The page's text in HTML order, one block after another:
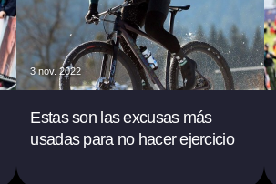
3 nov. 2022
Estas son las excusas más
usadas para no hacer ejercicio